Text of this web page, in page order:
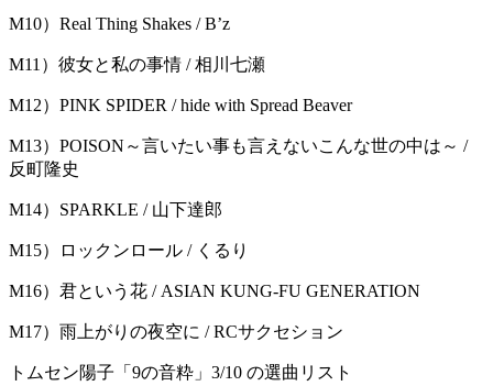
M10）Real Thing Shakes / B’z
M11）彼女と私の事情 / 相川七瀬
M12）PINK SPIDER / hide with Spread Beaver
M13）POISON～言いたい事も言えないこんな世の中は～ /
反町隆史
M14）SPARKLE / 山下達郎
M15）ロックンロール / くるり
M16）君という花 / ASIAN KUNG-FU GENERATION
M17）雨上がりの夜空に / RCサクセション
トムセン陽子「9の音粋」3/10 の選曲リスト